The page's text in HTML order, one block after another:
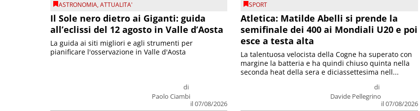
ASTRONOMIA,ATTUALITA'
Il Sole nero dietro ai Giganti: guida
all’eclissi del 12 agosto in Valle d’Aosta
di
Paolo Ciambi
il 07/08/2026
La guida ai siti migliori e agli strumenti per
pianificare l'osservazione in Valle d'Aosta
SPORT
Atletica: Matilde Abelli si prende la
semifinale dei 400 ai Mondiali U20 e poi
esce a testa alta
di
Davide Pellegrino
il 07/08/2026
La talentuosa velocista della Cogne ha superato con
margine la batteria e ha quindi chiuso quinta nella
seconda heat della sera e diciassettesima nell...